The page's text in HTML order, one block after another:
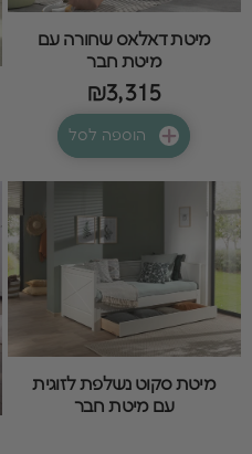
מיטת דאלאס שחורה עם
מיטת חבר
₪3,315
הוספה לסל
מיטת סקוט נשלפת לזוגית
עם מיטת חבר